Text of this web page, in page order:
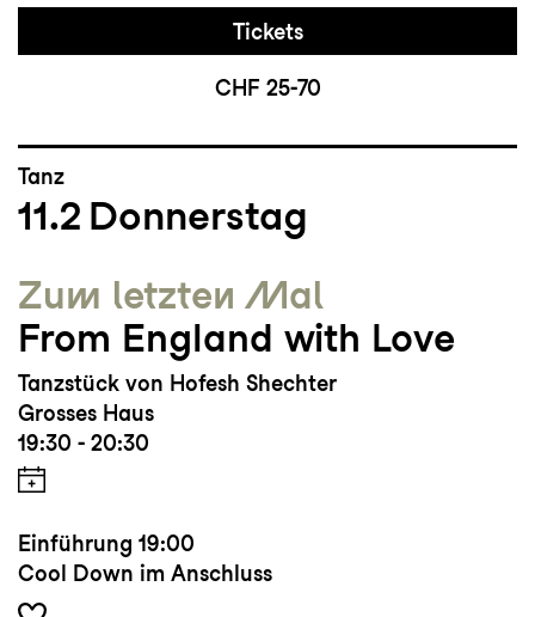
Tickets
CHF 25-70
Tanz
11.2 Donnerstag
Zum letzten Mal
From England with Love
Tanzstück von Hofesh Shechter
Grosses Haus
19:30 - 20:30
Einführung 19:00
Cool Down im Anschluss